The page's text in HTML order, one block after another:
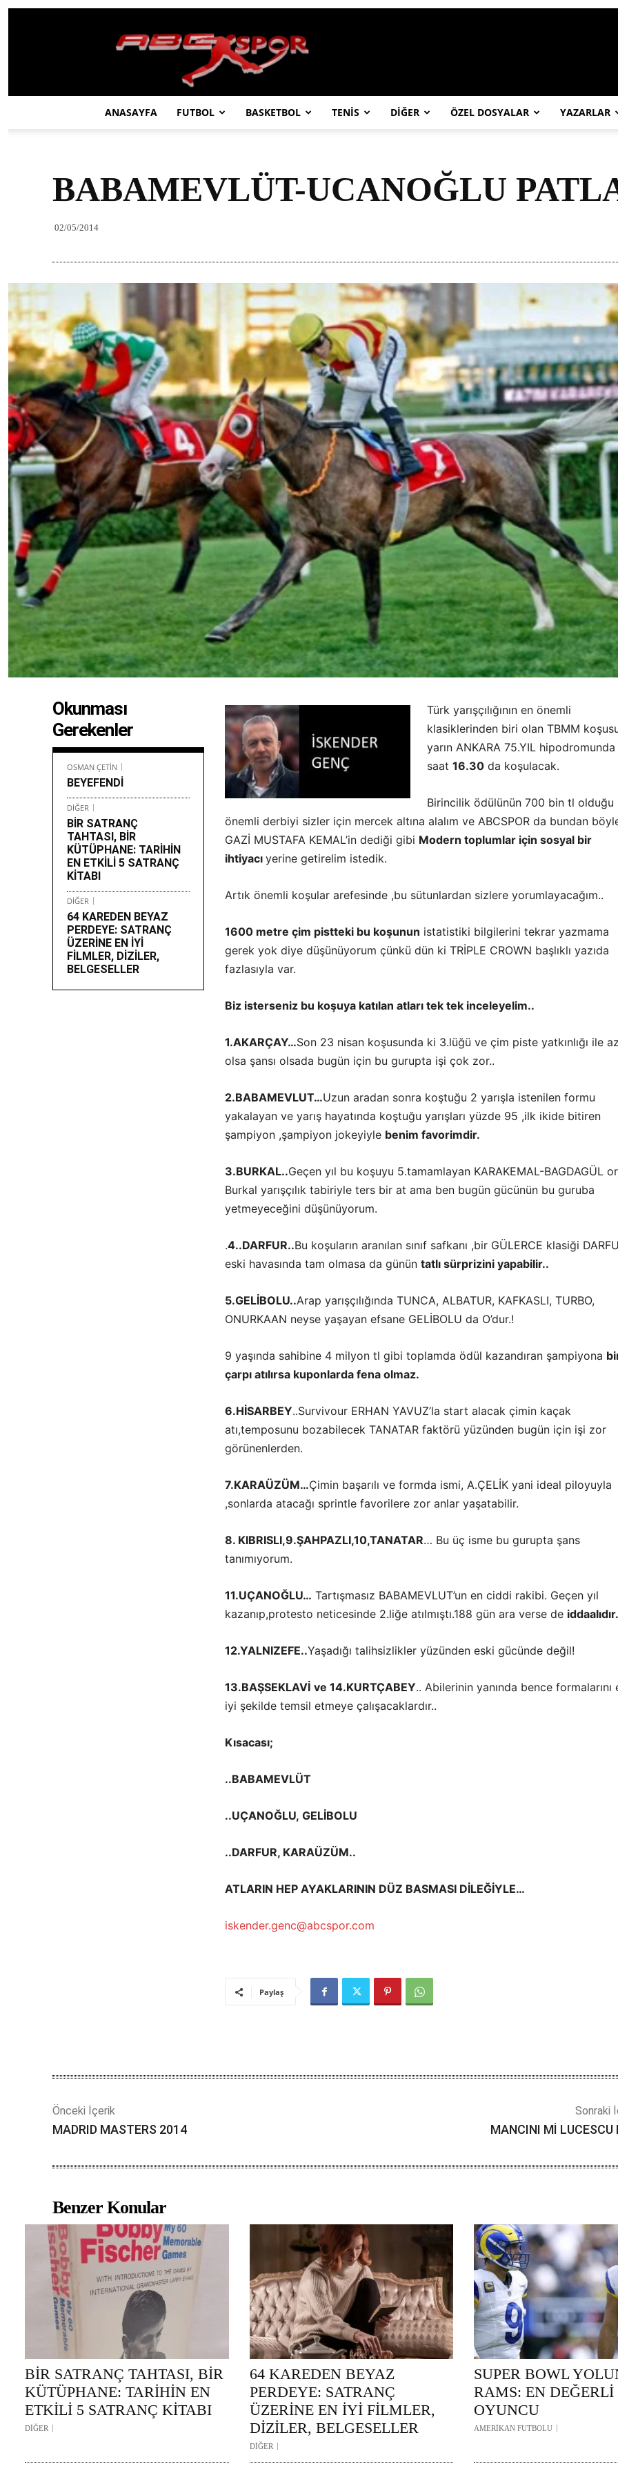
ABC
SPOR
ANASAYFA FUTBOL BASKETBOL TENİS DİĞER ÖZEL DOSYALAR YAZARLAR
BABAMEVLÜT-UCANOĞLU
02/05/2014
Okunması
Gerekenler
OSMAN ÇETİN
BEYEFENDİ
DİĞER
BİR SATRANÇ
TAHTASI, BİR
KÜTÜPHANE: TARİHİN
EN ETKİLİ 5 SATRANÇ
KİTABI
DİĞER
64 KAREDEN BEYAZ
PERDEYE: SATRANÇ
ÜZERİNE EN İYİ
FİLMLER, DİZİLER,
BELGESELLER
Türk yarışçılığının en önemli
klasiklerinden biri olan TBMM
yarın ANKARA 75.YIL hipodromunda
saat 16.30 da koşulacak.
Birincilik ödülünün 700 bin tl olduğu
önemli derbiyi sizler için mercek altına alalım ve ABCSPOR da bundan
GAZİ MUSTAFA KEMAL’in dediği gibi Modern toplumlar için sosyal bir
ihtiyacı yerine getirelim istedik.
Artık önemli koşular arefesinde ,bu sütunlardan sizlere yorumlayacağım..
1600 metre çim pistteki bu koşunun istatistiki bilgilerini tekrar yazmama
gerek yok diye düşünüyorum çünkü dün ki TRİPLE CROWN başlıklı yazıda
fazlasıyla var.
Biz isterseniz bu koşuya katılan atları tek tek inceleyelim..
1.AKARÇAY…Son 23 nisan koşusunda ki 3.lüğü ve çim piste yatkınlığı ile
olsa şansı olsada bugün için bu gurupta işi çok zor..
2.BABAMEVLUT…Uzun aradan sonra koştuğu 2 yarışla istenilen formu
yakalayan ve yarış hayatında koştuğu yarışları yüzde 95 ,ilk ikide bitiren
şampiyon ,şampiyon jokeyiyle benim favorimdir.
3.BURKAL..Geçen yıl bu koşuyu 5.tamamlayan KARAKEMAL-BAGDAGÜL
Burkal yarışçılık tabiriyle ters bir at ama ben bugün gücünün bu guruba
yetmeyeceğini düşünüyorum.
.4..DARFUR..Bu koşuların aranılan sınıf safkanı ,bir GÜLERCE klasiği
eski havasında tam olmasa da günün tatlı sürprizini yapabilir..
5.GELİBOLU..Arap yarışçılığında TUNCA, ALBATUR, KAFKASLI, TURBO,
ONURKAAN neyse yaşayan efsane GELİBOLU da O’dur.!
9 yaşında sahibine 4 milyon tl gibi toplamda ödül kazandıran şampiyona
çarpı atılırsa kuponlarda fena olmaz.
6.HİSARBEY..Survivour ERHAN YAVUZ’la start alacak çimin kaçak
atı,temposunu bozabilecek TANATAR faktörü yüzünden bugün için işi zor
görünenlerden.
7.KARAÜZÜM…Çimin başarılı ve formda ismi, A.ÇELİK yani ideal piloyuyla
,sonlarda atacağı sprintle favorilere zor anlar yaşatabilir.
8. KIBRISLI,9.ŞAHPAZLI,10,TANATAR… Bu üç isme bu gurupta şans
tanımıyorum.
11.UÇANOĞLU… Tartışmasız BABAMEVLUT’un en ciddi rakibi. Geçen yıl
kazanıp,protesto neticesinde 2.liğe atılmıştı.188 gün ara verse de iddaalıdır.
12.YALNIZEFE..Yaşadığı talihsizlikler yüzünden eski gücünde değil!
13.BAŞSEKLAVİ ve 14.KURTÇABEY.. Abilerinin yanında bence formalarını
iyi şekilde temsil etmeye çalışacaklardır..
Kısacası;
..BABAMEVLÜT
..UÇANOĞLU, GELİBOLU
..DARFUR, KARAÜZÜM..
ATLARIN HEP AYAKLARININ DÜZ BASMASI DİLEĞİYLE…
iskender.genc@abcspor.com
Paylaş
Önceki İçerik
MADRID MASTERS 2014
Sonraki
MANCINI Mİ LUCESCU
Benzer Konular
BİR SATRANÇ TAHTASI, BİR
KÜTÜPHANE: TARİHİN EN
ETKİLİ 5 SATRANÇ KİTABI
DİĞER
64 KAREDEN BEYAZ
PERDEYE: SATRANÇ
ÜZERİNE EN İYİ FİLMLER,
DİZİLER, BELGESELLER
DİĞER
SUPER BOWL
RAMS: EN DEĞERLİ
OYUNCU
AMERİKAN FUTBOLU